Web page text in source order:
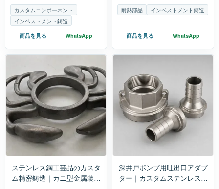
定ポイント
カスタムコンポーネント
インベストメント鋳造
商品を見る WhatsApp
耐熱部品 インベストメント鋳造
商品を見る WhatsApp
ステンレス鋼工芸品のカスタ
ム精密鋳造｜カニ型金属装飾
深井戸ポンプ用吐出口アダプ
ター｜カスタムステンレス製